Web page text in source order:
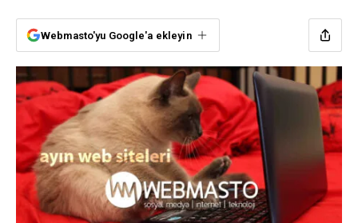
Webmasto'yu Google'a ekleyin